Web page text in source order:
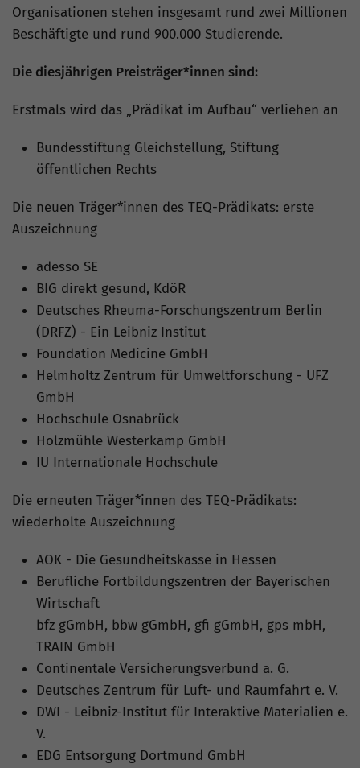
Organisationen stehen insgesamt rund zwei Millionen
Beschäftigte und rund 900.000 Studierende.
Die diesjährigen Preisträger*innen sind:
Erstmals wird das „Prädikat im Aufbau“ verliehen an
Bundesstiftung Gleichstellung, Stiftung
öffentlichen Rechts
Die neuen Träger*innen des TEQ-Prädikats: erste
Auszeichnung
adesso SE
BIG direkt gesund, KdöR
Deutsches Rheuma-Forschungszentrum Berlin
(DRFZ) - Ein Leibniz Institut
Foundation Medicine GmbH
Helmholtz Zentrum für Umweltforschung - UFZ
GmbH
Hochschule Osnabrück
Holzmühle Westerkamp GmbH
IU Internationale Hochschule
Die erneuten Träger*innen des TEQ-Prädikats:
wiederholte Auszeichnung
AOK - Die Gesundheitskasse in Hessen
Berufliche Fortbildungszentren der Bayerischen
Wirtschaft
bfz gGmbH, bbw gGmbH, gfi gGmbH, gps mbH,
TRAIN GmbH
Continentale Versicherungsverbund a. G.
Deutsches Zentrum für Luft- und Raumfahrt e. V.
DWI - Leibniz-Institut für Interaktive Materialien e.
V.
EDG Entsorgung Dortmund GmbH